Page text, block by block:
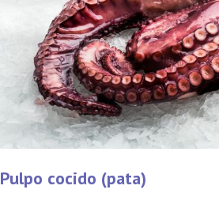
Pulpo cocido (pata)